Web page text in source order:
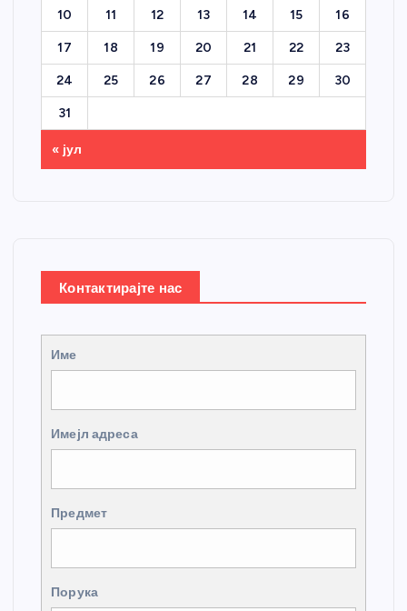
10 11 12 13 14 15 16
17 18 19 20 21 22 23
24 25 26 27 28 29 30
31
« јул
Контактирајте нас
Име
Имејл адреса
Предмет
Порука